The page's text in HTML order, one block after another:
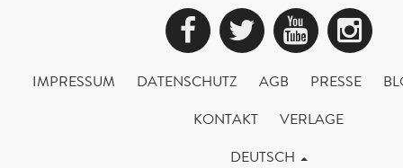
Facebook
Twitter
IMPRESSUM DATENSCHUTZ AGB PRESSE
KONTAKT
VERLAGE
DEUTSCH